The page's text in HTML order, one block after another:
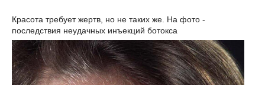
Красота требует жертв, но не таких же. На фото -
последствия неудачных инъекций ботокса